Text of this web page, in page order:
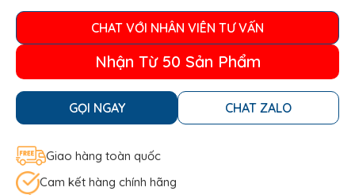
CHAT VỚI NHÂN VIÊN TƯ VẤN
Nhận Từ 50 Sản Phẩm
GỌI NGAY CHAT ZALO
Giao hàng toàn quốc
Cam kết hàng chính hãng